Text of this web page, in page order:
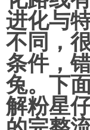
进化与
不同，
条件，
兔。下
解粉星